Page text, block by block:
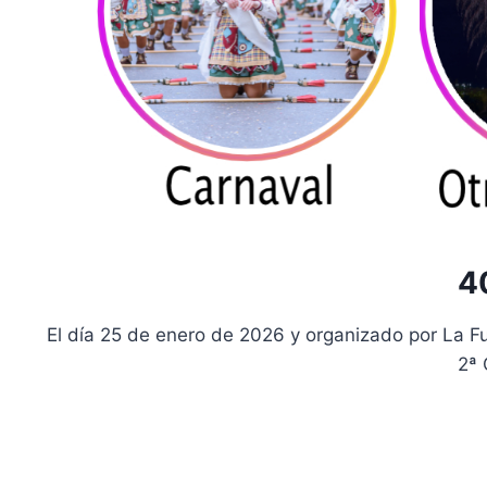
El día 25 de enero de 2026 y organizado por La
2ª